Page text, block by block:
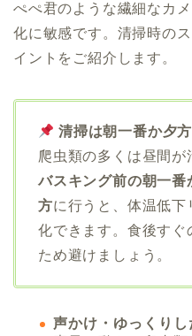
ぺぺ君のような繊細なカ
化に敏感です。清掃時の
イントをご紹介します。
清掃は朝一番か夕
爬虫類の多くは昼間
バスキング前の朝一
方に行うと、体温低
化できます。食後すぐ
ため避けましょう。
声かけ・ゆっくりし